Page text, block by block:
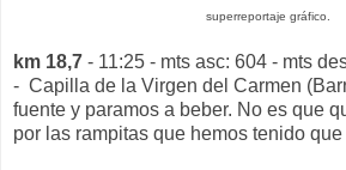
superreportaje gráfico.
km 18,7 - 11:25 - mts asc: 604 - mts
- Capilla de la Virgen del Carmen
fuente y paramos a beber. No es que
por las rampitas que hemos tenido que